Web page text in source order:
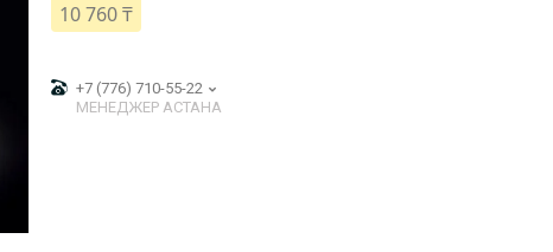
10 760 ₸
+7 (776) 710-55-22
МЕНЕДЖЕР АСТАНА